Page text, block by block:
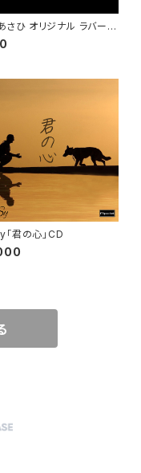
さひ オリジナル ラバーバ
セット)
君の心」CD